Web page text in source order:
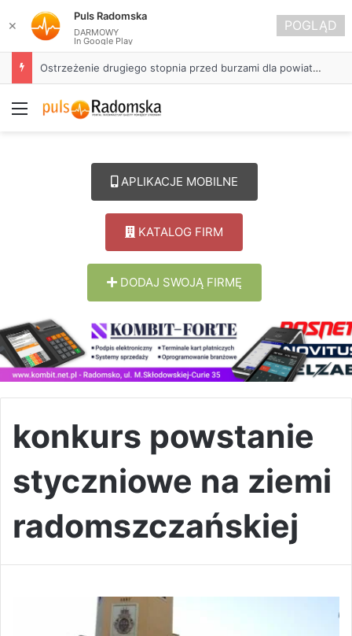
Ostrzeżenie drugiego stopnia przed burzami dla powiatu radomszczańskiego
Menu
APLIKACJE MOBILNE
KATALOG FIRM
DODAJ SWOJĄ FIRMĘ
konkurs powstanie
styczniowe na ziemi
radomszczańskiej
✕
Puls Radomska
DARMOWY
In Google Play
POGLĄD